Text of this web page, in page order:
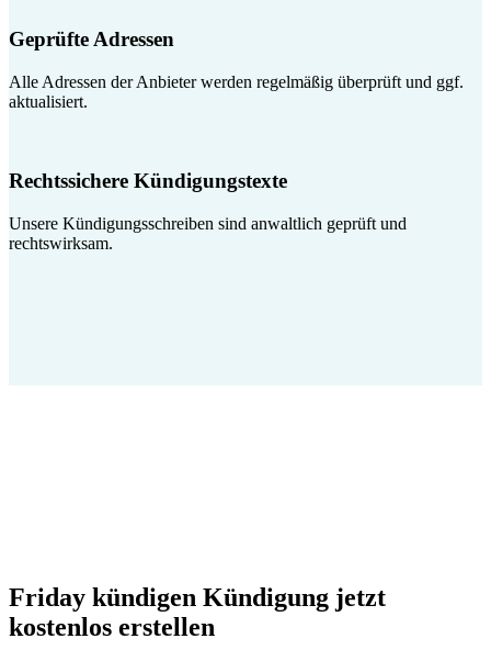
Geprüfte Adressen
Alle Adressen der Anbieter werden regelmäßig überprüft und ggf.
aktualisiert.
Rechtssichere Kündigungstexte
Unsere Kündigungsschreiben sind anwaltlich geprüft und
rechtswirksam.
Friday kündigen Kündigung jetzt
kostenlos erstellen